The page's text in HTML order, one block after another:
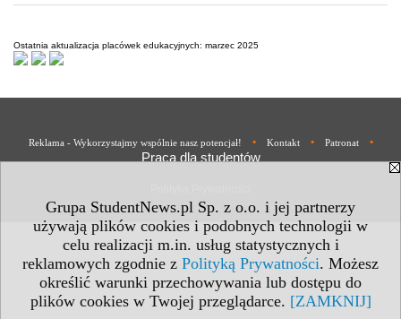
Grupa StudentNews.pl Sp. z o.o. i jej partnerzy
używają plików cookies i podobnych technologii w
celu realizacji m.in. usług statystycznych i
reklamowych zgodnie z Polityką Prywatności. Możesz
określić warunki przechowywania lub dostępu do
plików cookies w Twojej przeglądarce. [ZAMKNIJ]
Ostatnia aktualizacja placówek edukacyjnych: marzec 2025
Reklama - Wykorzystajmy wspólnie nasz potencjał! • Kontakt • Patronat •
Praca dla studentów